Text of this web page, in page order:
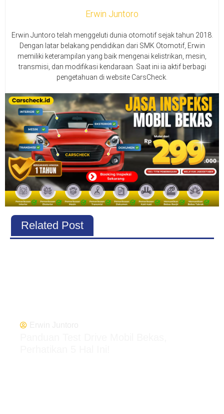
Erwin Juntoro
Erwin Juntoro telah menggeluti dunia otomotif sejak tahun 2018.
Dengan latar belakang pendidikan dari SMK Otomotif, Erwin
memiliki keterampilan yang baik mengenai kelistrikan, mesin,
transmisi, dan modifikasi kendaraan. Saat ini ia aktif berbagi
pengetahuan di website CarsCheck.
Related Post